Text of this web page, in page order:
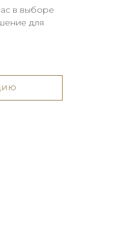
в выборе
для